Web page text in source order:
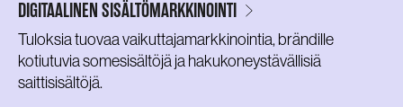
DIGITAALINEN SISÄLTÖMARKKINOINTI
Tuloksia tuovaa vaikuttajamarkkinointia, brändille
kotiutuvia somesisältöjä ja hakukoneystävällisiä
saittisisältöjä.